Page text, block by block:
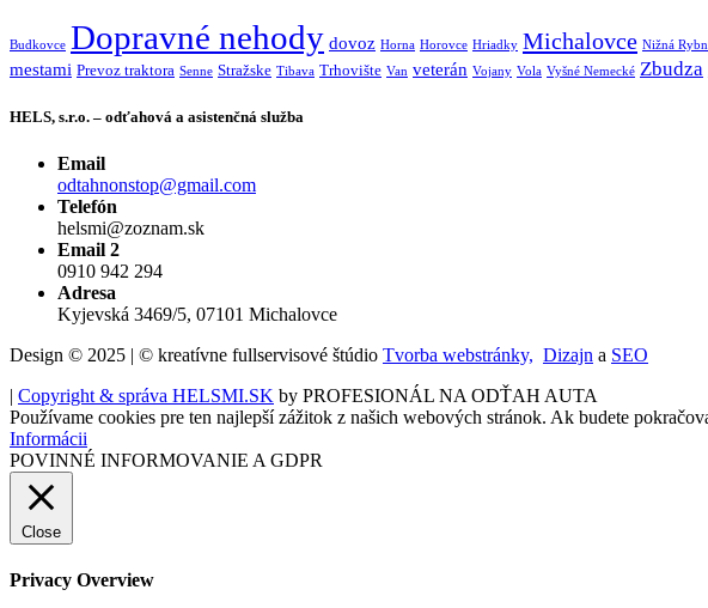
Budkovce Dopravné nehody dovoz Horna Horovce Hriadky Michalovce Nižná
mestami Prevoz traktora Senne Stražske Tibava Trhovište Van veterán Vojany Vola Vyšné Nemecké Zbudza
HELS, s.r.o. – odťahová a asistenčná služba
Email
odtahnonstop@gmail.com
Telefón
helsmi@zoznam.sk
Email 2
0910 942 294
Adresa
Kyjevská 3469/5, 07101 Michalovce
Design © 2025 | © kreatívne fullservisové štúdio Tvorba webstránky, Dizajn a SEO
| Copyright & správa HELSMI.SK by PROFESIONÁL NA ODŤAH AUTA
Používame cookies pre ten najlepší zážitok z našich webových stránok. Ak budete
Informácii
POVINNÉ INFORMOVANIE A GDPR
Close
Privacy Overview